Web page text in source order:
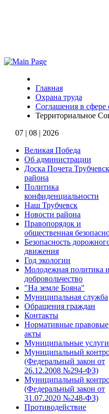
Главная
Охрана труда
Соглашения в
Территориальное
07 | 08 | 2026
Великая Победа
Об администрации
Доска Почета
района
Политика
конфиденциальности
Наш Трубчевск
Новости района
Правопорядок и
общественная
Безопасность
движения
Год экологии
Молодежная политика и
добровольчество
"На земле Бояна"
Муниципальная служба
Обращения граждан
Контакты
Нормативные правовые
акты
Муниципальные услуги
Муниципальный
(Федеральный закон от
26.12.2008 №294-ФЗ)
Муниципальный
(Федеральный закон от
31.07.2020 №248-ФЗ)
Противодействие